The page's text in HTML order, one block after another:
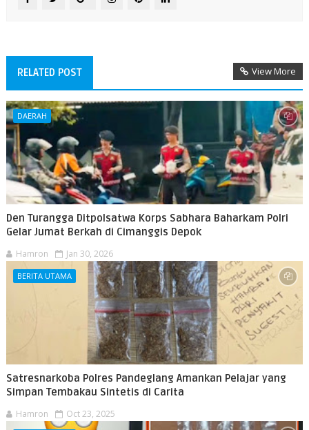
RELATED POST View More
DAERAH
Den Turangga Ditpolsatwa Korps Sabhara Baharkam Polri
Gelar Jumat Berkah di Cimanggis Depok
Hamron Jan 30, 2026
BERITA UTAMA
Satresnarkoba Polres Pandeglang Amankan Pelajar yang
Simpan Tembakau Sintetis di Carita
Hamron Oct 23, 2025